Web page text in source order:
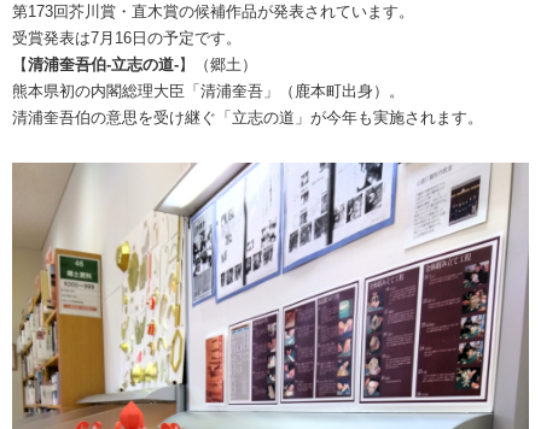
第173回芥川賞・直木賞の候補作品が発表されています。
受賞発表は7月16日の予定です。
【清浦奎吾伯-立志の道-】（郷土）
熊本県初の内閣総理大臣「清浦奎吾」（鹿本町出身）。
清浦奎吾伯の意思を受け継ぐ「立志の道」が今年も実施されます。